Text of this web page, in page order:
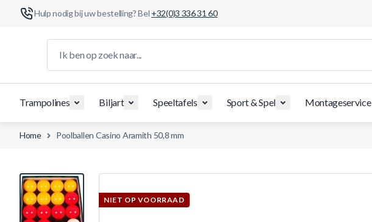
Hulp nodig bij uw bestelling? Bel +32(0)3 336 31 60
Trampolines Biljart Speeltafels Sport & Spel Montageservice
Home Poolballen Casino Aramith 50,8 mm
NIET OP VOORRAAD
View larger image